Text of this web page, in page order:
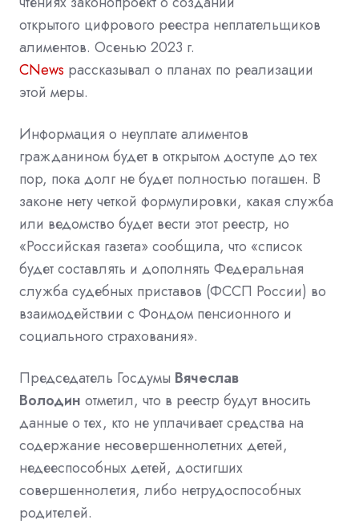
открытого цифрового реестра неплательщиков
алиментов. Осенью 2023 г.
CNews рассказывал о планах по реализации
этой меры.
Информация о неуплате алиментов
гражданином будет в открытом доступе до тех
пор, пока долг не будет полностью погашен. В
законе нету четкой формулировки, какая служба
или ведомство будет вести этот реестр, но
«Российская газета» сообщила, что «список
будет составлять и дополнять Федеральная
служба судебных приставов (ФССП России) во
взаимодействии с Фондом пенсионного и
социального страхования».
Председатель Госдумы Вячеслав
Володин отметил, что в реестр будут вносить
данные о тех, кто не уплачивает средства на
содержание несовершеннолетнихдетей,
недееспособных детей, достигших
совершеннолетия, либо нетрудоспособных
родителей.